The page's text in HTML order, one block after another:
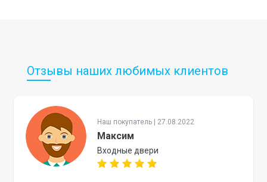
Отзывы наших любимых клиентов
Наш покупатель | 27.08.2022
Максим
Входные двери